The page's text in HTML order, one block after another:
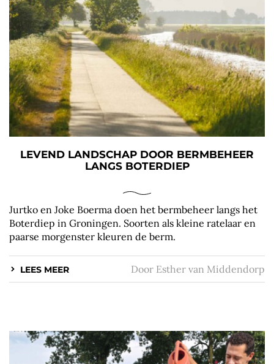
LEVEND LANDSCHAP DOOR BERMBEHEER
LANGS BOTERDIEP
Jurtko en Joke Boerma doen het bermbeheer langs het
Boterdiep in Groningen. Soorten als kleine ratelaar en
paarse morgenster kleuren de berm.
LEES MEER Door Esther van Middendorp